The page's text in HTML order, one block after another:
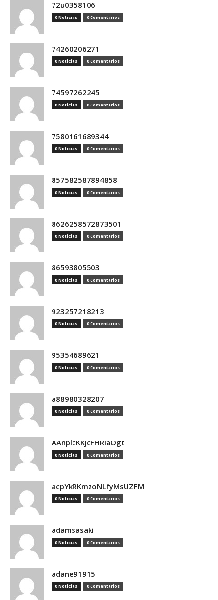
72u0358106
0 Noticias 0 Comentarios
74260206271
0 Noticias 0 Comentarios
74597262245
0 Noticias 0 Comentarios
7580161689344
0 Noticias 0 Comentarios
857582587894858
0 Noticias 0 Comentarios
8626258572873501
0 Noticias 0 Comentarios
86593805503
0 Noticias 0 Comentarios
923257218213
0 Noticias 0 Comentarios
95354689621
0 Noticias 0 Comentarios
a88980328207
0 Noticias 0 Comentarios
AAnplcKKJcFHRIaOgt
0 Noticias 0 Comentarios
acpYkRKmzoNLfyMsUZFMi
0 Noticias 0 Comentarios
adamsasaki
0 Noticias 0 Comentarios
adane91915
0 Noticias 0 Comentarios